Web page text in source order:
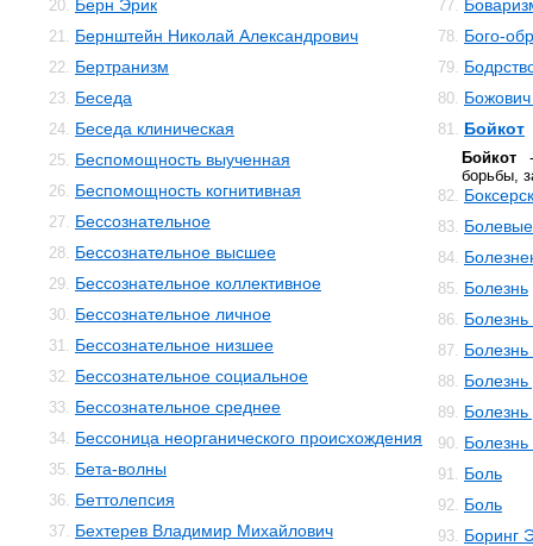
20. Берн Эрик
21. Бернштейн Николай Александрович
22. Бертранизм
23. Беседа
24. Беседа клиническая
25. Беспомощность выученная
26. Беспомощность когнитивная
27. Бессознательное
28. Бессознательное высшее
29. Бессознательное коллективное
30. Бессознательное личное
31. Бессознательное низшее
32. Бессознательное социальное
33. Бессознательное среднее
34. Бессоница неорганического происхождения
35. Бета-волны
36. Беттолепсия
37. Бехтерев Владимир Михайлович
77.
78. Бого-
79.
80.
81. Бойкот
Бойкот
борьбы,
82.
83.
84.
85. Болезнь
86.
87.
88.
89.
90.
91. Боль
92. Боль
93. Боринг